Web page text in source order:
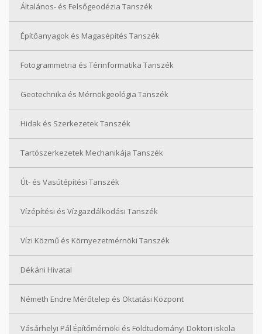
Általános- és Felsőgeodézia Tanszék
Építőanyagok és Magasépítés Tanszék
Fotogrammetria és Térinformatika Tanszék
Geotechnika és Mérnökgeológia Tanszék
Hidak és Szerkezetek Tanszék
Tartószerkezetek Mechanikája Tanszék
Út- és Vasútépítési Tanszék
Vízépítési és Vízgazdálkodási Tanszék
Vízi Közmű és Környezetmérnöki Tanszék
Dékáni Hivatal
Németh Endre Mérőtelep és Oktatási Központ
Vásárhelyi Pál Építőmérnöki és Földtudományi Doktori iskola